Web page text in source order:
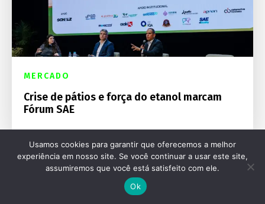
MERCADO
Crise de pátios e força do etanol marcam
Fórum SAE
Usamos cookies para garantir que oferecemos a melhor
experiência em nosso site. Se você continuar a usar este site,
assumiremos que você está satisfeito com ele.
Ok